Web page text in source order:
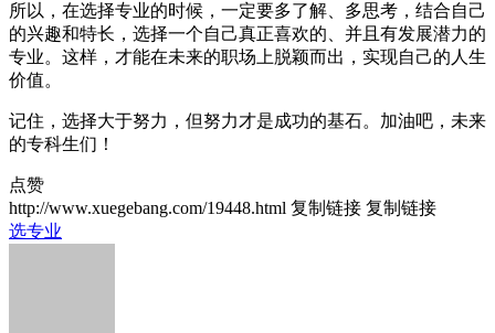
所以，在选择专业的时候，一定要多了解、多思考，结合自己
的兴趣和特长，选择一个自己真正喜欢的、并且有发展潜力的
专业。这样，才能在未来的职场上脱颖而出，实现自己的人生
价值。
记住，选择大于努力，但努力才是成功的基石。加油吧，未来
的专科生们！
点赞
http://www.xuegebang.com/19448.html 复制链接 复制链接
选专业